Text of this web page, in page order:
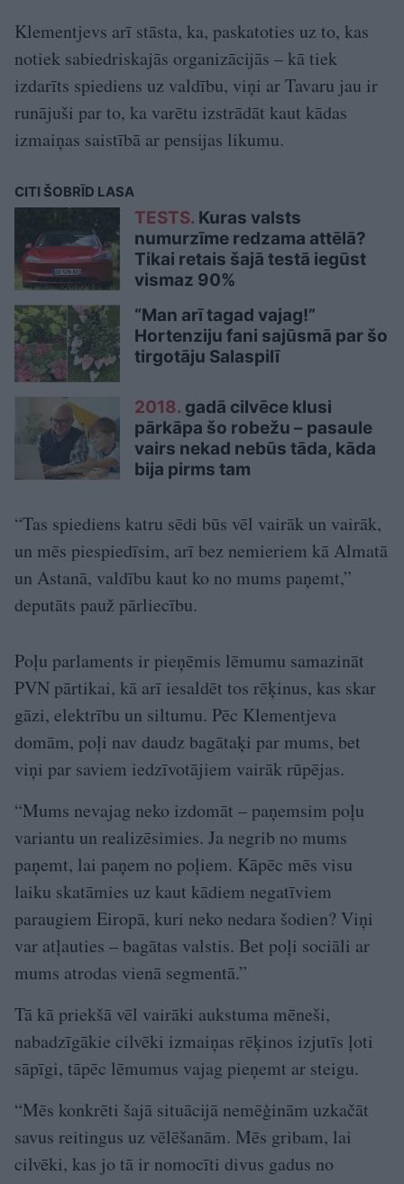
Klementjevs arī stāsta, ka, paskatoties uz to, kas
notiek sabiedriskajās organizācijās – kā tiek
izdarīts spiediens uz valdību, viņi ar Tavaru jau ir
runājuši par to, ka varētu izstrādāt kaut kādas
izmaiņas saistībā ar pensijas likumu.
CITI ŠOBRĪD LASA
TESTS. Kuras valsts
numurzīme redzama attēlā?
Tikai retais šajā testā iegūst
vismaz 90%
“Man arī tagad vajag!”
Hortenziju fani sajūsmā par šo
tirgotāju Salaspilī
2018. gadā cilvēce klusi
pārkāpa šo robežu – pasaule
vairs nekad nebūs tāda, kāda
bija pirms tam
“Tas spiediens katru sēdi būs vēl vairāk un vairāk,
un mēs piespiedīsim, arī bez nemieriem kā Almatā
un Astanā, valdību kaut ko no mums paņemt,”
deputāts pauž pārliecību.
Poļu parlaments ir pieņēmis lēmumu samazināt
PVN pārtikai, kā arī iesaldēt tos rēķinus, kas skar
gāzi, elektrību un siltumu. Pēc Klementjeva
domām, poļi nav daudz bagātaķi par mums, bet
viņi par saviem iedzīvotājiem vairāk rūpējas.
“Mums nevajag neko izdomāt – paņemsim poļu
variantu un realizēsimies. Ja negrib no mums
paņemt, lai paņem no poļiem. Kāpēc mēs visu
laiku skatāmies uz kaut kādiem negatīviem
paraugiem Eiropā, kuri neko nedara šodien? Viņi
var atļauties – bagātas valstis. Bet poļi sociāli ar
mums atrodas vienā segmentā.”
Tā kā priekšā vēl vairāki aukstuma mēneši,
nabadzīgākie cilvēki izmaiņas rēķinos izjutīs ļoti
sāpīgi, tāpēc lēmumus vajag pieņemt ar steigu.
“Mēs konkrēti šajā situācijā nemēģinām uzkačāt
savus reitingus uz vēlēšanām. Mēs gribam, lai
cilvēki, kas jo tā ir nomocīti divus gadus no